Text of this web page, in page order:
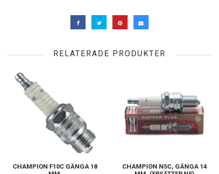
RELATERADE PRODUKTER
CHAMPION F10C GÄNGA 18
CHAMPION N5C, GÄNGA 14